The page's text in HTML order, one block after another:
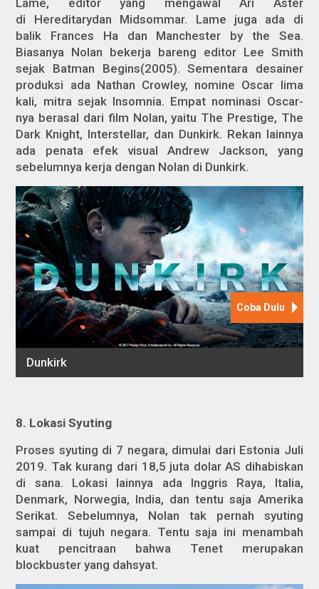
Lame, editor yang mengawal Ari Aster
di Hereditarydan Midsommar. Lame juga ada di
balik Frances Hadan Manchester by the Sea.
Biasanya Nolan bekerja bareng editor Lee Smith
sejak Batman Begins(2005). Sementara desainer
produksi ada Nathan Crowley, nomine Oscar lima
kali, mitra sejak Insomnia. Empat nominasi Oscar-
nya berasal dari film Nolan, yaitu The Prestige, The
Dark Knight, Interstellar, dan Dunkirk. Rekan lainnya
ada penata efek visual Andrew Jackson, yang
sebelumnya kerja dengan Nolan di Dunkirk.
8. Lokasi Syuting
Proses syuting di 7 negara, dimulai dari Estonia Juli
2019. Tak kurang dari 18,5 juta dolar AS dihabiskan
di sana. Lokasi lainnya ada Inggris Raya, Italia,
Denmark, Norwegia, India, dan tentu saja Amerika
Serikat. Sebelumnya, Nolan tak pernah syuting
sampai di tujuh negara. Tentu saja ini menambah
kuat pencitraan bahwa Tenet merupakan
blockbuster yang dahsyat.